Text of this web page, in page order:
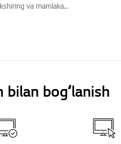
va mamlaka...
bilan bogʻlanish